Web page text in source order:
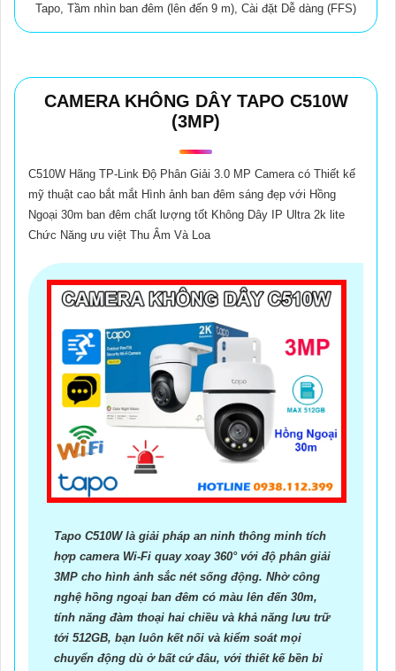
Tapo, Tầm nhìn ban đêm (lên đến 9 m), Cài đặt Dễ dàng (FFS)
CAMERA KHÔNG DÂY TAPO C510W
(3MP)
C510W Hãng TP-Link Độ Phân Giải 3.0 MP Camera có Thiết kế
mỹ thuật cao bắt mắt Hình ảnh ban đêm sáng đẹp với Hồng
Ngoại 30m ban đêm chất lượng tốt Không Dây IP Ultra 2k lite
Chức Năng ưu việt Thu Âm Và Loa
Tapo C510W là giải pháp an ninh thông minh tích
hợp camera Wi-Fi quay xoay 360° với độ phân giải
3MP cho hình ảnh sắc nét sống động. Nhờ công
nghệ hồng ngoại ban đêm có màu lên đến 30m,
tính năng đàm thoại hai chiều và khả năng lưu trữ
tới 512GB, bạn luôn kết nối và kiểm soát mọi
chuyển động dù ở bất cứ đâu, với thiết kế bền bỉ